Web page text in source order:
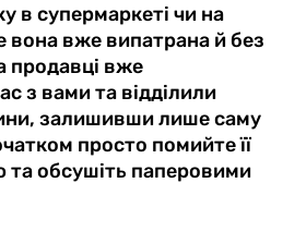
в супермаркеті чи на
вона вже випатрана й без
продавці вже
з вами та відділили
залишивши лише саму
просто помийте її
обсушіть паперовими